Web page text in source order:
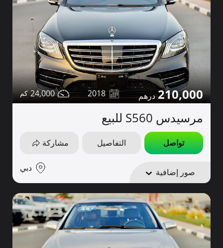
210,000
2018
24,000
مرسيدس S560 للبيع
تواصل التفاصيل مشاركة
صور إضافية دبي